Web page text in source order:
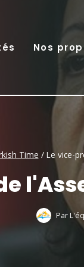
Nos
Time / Le vice-
Par